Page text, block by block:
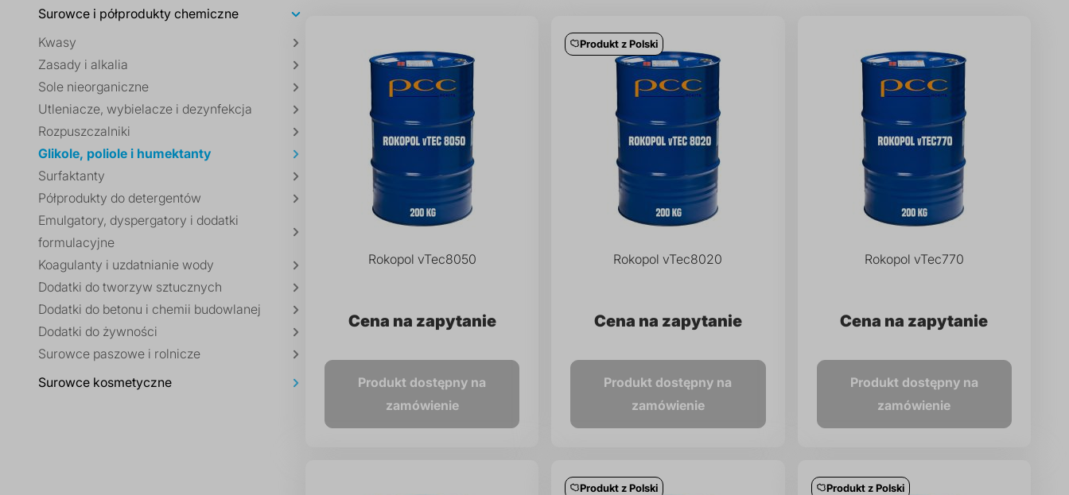
Rokopol vTec8050
Cena na zapytanie
Produkt dostępny na
zamówienie
Produkt z Polski
Rokopol vTec8020
Cena na zapytanie
Produkt dostępny na
zamówienie
Rokopol vTec770
Cena na zapytanie
Produkt dostępny na
zamówienie
Produkt z Polski Produkt z Polski
Surowce i półprodukty chemiczne
Kwasy
Zasady i alkalia
Sole nieorganiczne
Utleniacze, wybielacze i dezynfekcja
Rozpuszczalniki
Glikole, poliole i humektanty
Surfaktanty
Półprodukty do detergentów
Emulgatory, dyspergatory i dodatki
formulacyjne
Koagulanty i uzdatnianie wody
Dodatki do tworzyw sztucznych
Dodatki do betonu i chemii budowlanej
Dodatki do żywności
Surowce paszowe i rolnicze
Surowce kosmetyczne